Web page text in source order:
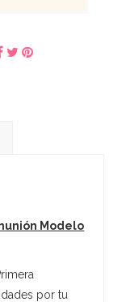
Modelo
por tu